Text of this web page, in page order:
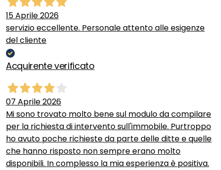
15 Aprile 2026
servizio eccellente. Personale attento alle esigenze
del cliente
Acquirente verificato
07 Aprile 2026
Mi sono trovato molto bene sul modulo da compilare
per la richiesta di intervento sull'immobile. Purtroppo
ho avuto poche richieste da parte delle ditte e quelle
che hanno risposto non sempre erano molto
disponibili. In complesso la mia esperienza è positiva.